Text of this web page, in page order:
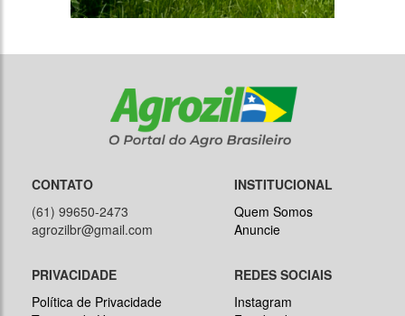
CONTATO
(61) 99650-2473
agrozilbr@gmail.com
INSTITUCIONAL
Quem Somos
Anuncie
PRIVACIDADE
Política de Privacidade
REDES SOCIAIS
Instagram